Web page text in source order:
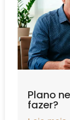
Plano
fazer?